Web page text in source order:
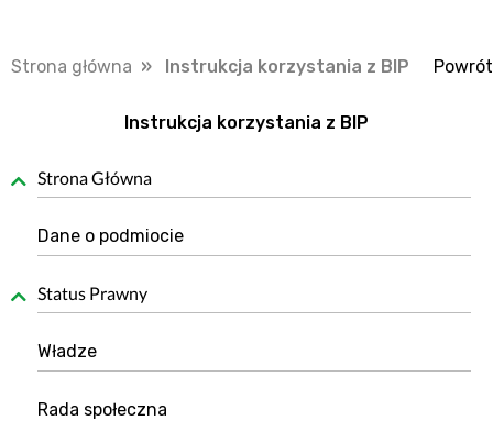
Strona główna » Instrukcja korzystania z BIP Powrót
Instrukcja korzystania z BIP
Strona Główna
Dane o podmiocie
Status Prawny
Władze
Rada społeczna